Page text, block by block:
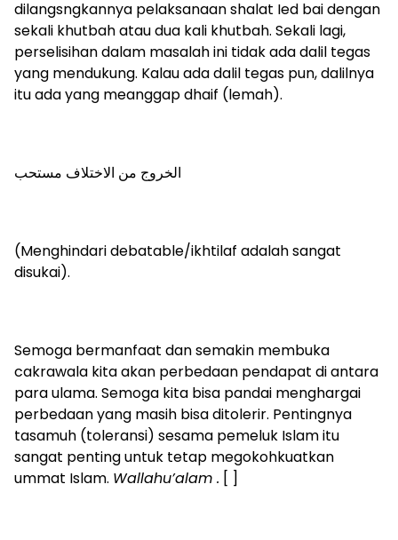
dilangsngkannya pelaksanaan shalat Ied bai dengan
sekali khutbah atau dua kali khutbah. Sekali lagi,
perselisihan dalam masalah ini tidak ada dalil tegas
yang mendukung. Kalau ada dalil tegas pun, dalilnya
itu ada yang meanggap dhaif (lemah).
الخروج من الاختلاف مستحب
(Menghindari debatable/ikhtilaf adalah sangat
disukai).
Semoga bermanfaat dan semakin membuka
cakrawala kita akan perbedaan pendapat di antara
para ulama. Semoga kita bisa pandai menghargai
perbedaan yang masih bisa ditolerir. Pentingnya
tasamuh (toleransi) sesama pemeluk Islam itu
sangat penting untuk tetap megokohkuatkan
ummat Islam. Wallahu’alam . [ ]